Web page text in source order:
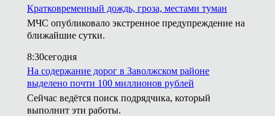
Кратковременный дождь, гроза, местами туман
МЧС опубликовало экстренное предупреждение на
ближайшие сутки.
8:30сегодня
На содержание дорог в Заволжском районе
выделено почти 100 миллионов рублей
Сейчас ведётся поиск подрядчика, который
выполнит эти работы.